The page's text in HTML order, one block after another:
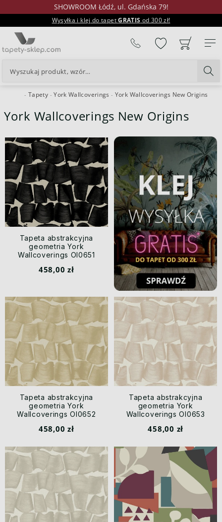
SHOWROOM Łódź, ul. Gdańska 79!
Wysyłka i klej do tapetGRATIS od 300 zł!
24H Tapety York Wallcoverings York Wallcoverings New Origins
York Wallcoverings New Origins
Tapeta abstrakcyjna
geometria York
Wallcoverings OI0651
458,00 zł
Tapeta abstrakcyjna
geometria York
Wallcoverings OI0652
458,00 zł
Tapeta abstrakcyjna
geometria York
Wallcoverings OI0653
458,00 zł